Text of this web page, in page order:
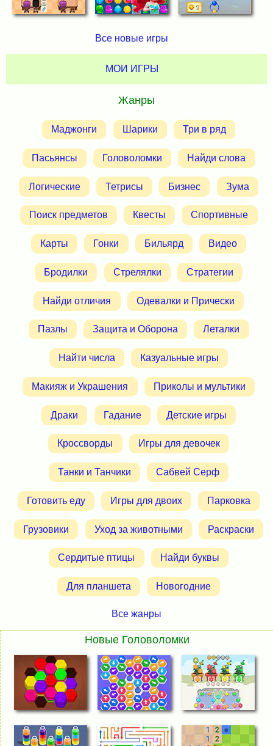
Все новые игры
МОИ ИГРЫ
Жанры
Маджонги Шарики Три в ряд
Пасьянсы Головоломки Найди слова
Логические Тетрисы Бизнес Зума
Поиск предметов Квесты Спортивные
Карты Гонки Бильярд Видео
Бродилки Стрелялки Стратегии
Найди отличия Одевалки и Прически
Пазлы Защита и Оборона Леталки
Найти числа Казуальные игры
Макияж и Украшения Приколы и мультики
Драки Гадание Детские игры
Кроссворды Игры для девочек
Танки и Танчики Сабвей Серф
Готовить еду Игры для двоих Парковка
Грузовики Уход за животными Раскраски
Сердитые птицы Найди буквы
Для планшета Новогодние
Все жанры
Новые Головоломки